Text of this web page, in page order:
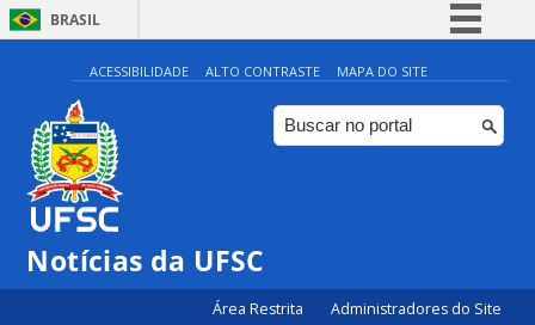
BRASIL
Simplifique!
Comunica BR
Participe
ACESSIBILIDADE ALTO CONTRASTE MAPA DO SITE
Notícias da UFSC
Área Restrita Administradores do Site